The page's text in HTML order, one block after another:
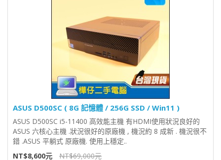
ASUS D500SC ( 8G 記憶體 / 256G SSD / Win11 )
ASUS D500SC i5-11400 高效能主機 有HDMI使用狀況良好的
ASUS 六核心主機 .狀況很好的原廠機 , 機況約 8 成新 . 機況很不
錯 .ASUS 平躺式 原廠機. 使用上穩定..
NT$8,600元
NT$69,000元